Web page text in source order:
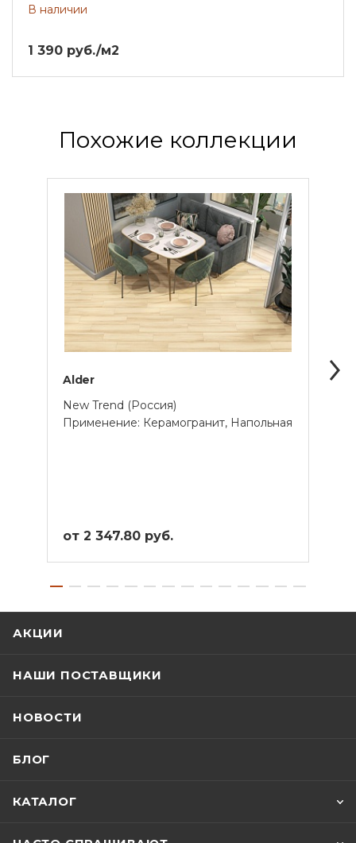
В наличии
1 390 руб./м2
Похожие коллекции
Alder
New Trend (Россия)
Применение: Керамогранит, Напольная
от 2 347.80 руб.
АКЦИИ
НАШИ ПОСТАВЩИКИ
НОВОСТИ
БЛОГ
КАТАЛОГ